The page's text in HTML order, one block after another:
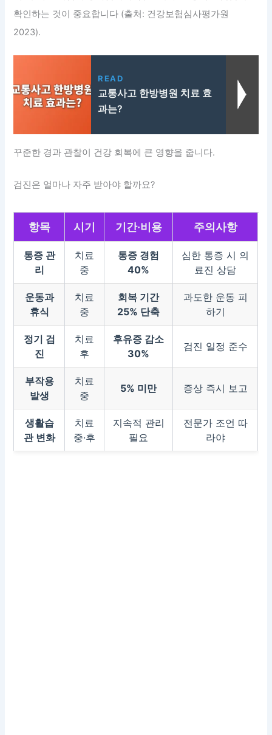
확인하는 것이 중요합니다 (출처: 건강보험심사평가원
2023).
READ
교통사고 한방병원 치료 효
과는?
꾸준한 경과 관찰이 건강 회복에 큰 영향을 줍니다.
검진은 얼마나 자주 받아야 할까요?
항목 시기 기간·비용 주의사항
통증 관
리
치료
중
통증 경험
40%
심한 통증 시 의
료진 상담
운동과
휴식
치료
중
회복 기간
25% 단축
과도한 운동 피
하기
정기 검
진
치료
후
후유증 감소
30%
검진 일정 준수
부작용
발생
치료
중
5% 미만 증상 즉시 보고
생활습
관 변화
치료
중·후
지속적 관리
필요
전문가 조언 따
라야